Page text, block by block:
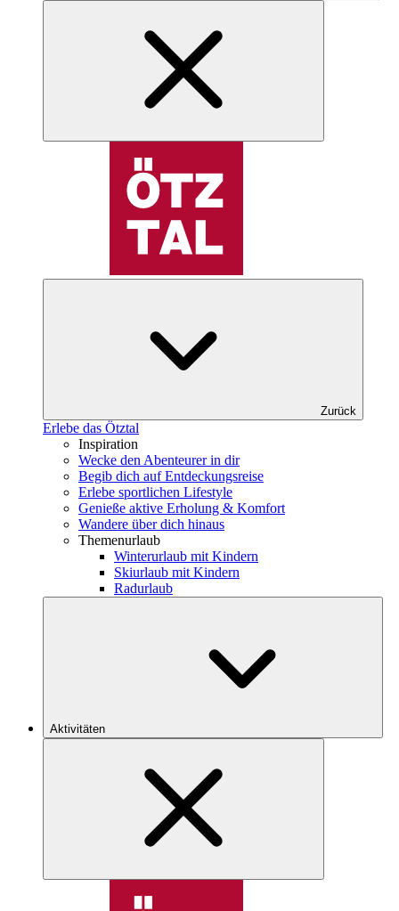
Zurück
Erlebe das Ötztal
Inspiration
Wecke den Abenteurer in dir
Begib dich auf Entdeckungsreise
Erlebe sportlichen Lifestyle
Genieße aktive Erholung & Komfort
Wandere über dich hinaus
Themenurlaub
Winterurlaub mit Kindern
Skiurlaub mit Kindern
Radurlaub
Aktivitäten